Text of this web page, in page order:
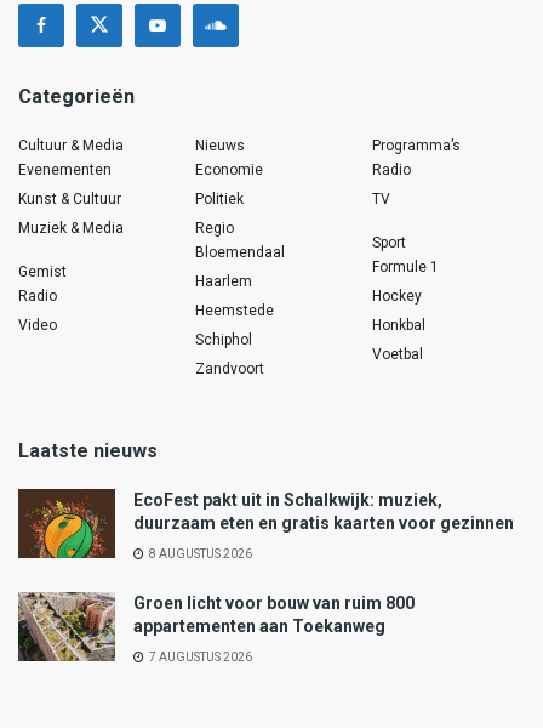
Categorieën
Cultuur & Media
Evenementen
Kunst & Cultuur
Muziek & Media
Gemist
Radio
Video
Nieuws
Economie
Politiek
Regio
Bloemendaal
Haarlem
Heemstede
Schiphol
Zandvoort
Programma’s
Radio
TV
Sport
Formule 1
Hockey
Honkbal
Voetbal
Laatste nieuws
EcoFest pakt uit in Schalkwijk: muziek,
duurzaam eten en gratis kaarten voor gezinnen
8 AUGUSTUS 2026
Groen licht voor bouw van ruim 800
appartementen aan Toekanweg
7 AUGUSTUS 2026